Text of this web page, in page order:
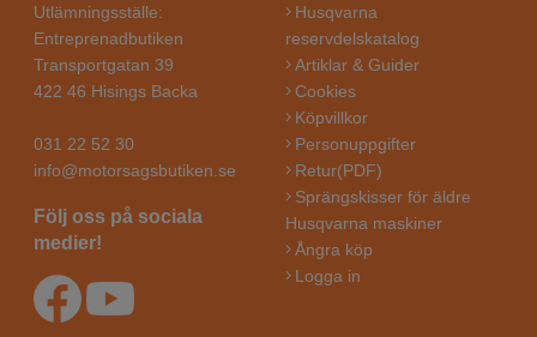
Utlämningsställe:
Entreprenadbutiken
Transportgatan 39
422 46 Hisings Backa
031 22 52 30
info@motorsagsbutiken.se
Följ oss på sociala
medier!
Husqvarna
reservdelskatalog
Artiklar & Guider
Cookies
Köpvillkor
Personuppgifter
Retur(PDF)
Sprängskisser för äldre
Husqvarna maskiner
Ångra köp
Logga in